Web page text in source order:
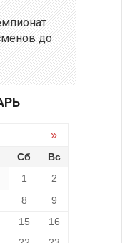
до
»
Сб
Вс
1
2
8
9
15
16